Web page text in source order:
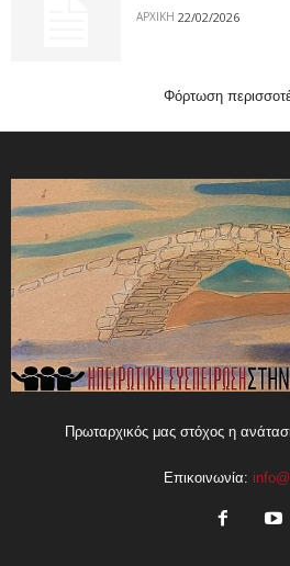
ΑΡΧΙΚΉ 22/02/2026
Φόρτωση
Πρωταρχικός μας στόχος η
Επικοινωνία: